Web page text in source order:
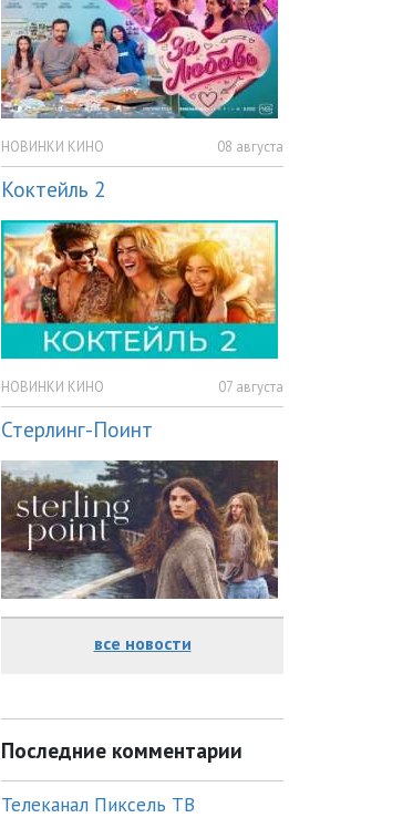
НОВИНКИ КИНО 08 августа
Коктейль 2
НОВИНКИ КИНО 07 августа
Стерлинг-Поинт
все новости
Последние комментарии
Телеканал Пиксель ТВ